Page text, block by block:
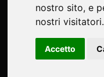
nostro sito, e
nostri visitatori.
Accetto